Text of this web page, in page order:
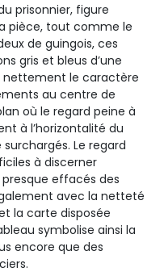
prisonnier, figure
pièce, tout comme le
de guingois, ces
gris et bleus d’une
le caractère
au centre de
où le regard peine à
à l’horizontalité du
Le regard
à discerner
presque effacés des
avec la netteté
la carte disposée
symbolise ainsi la
encore que des